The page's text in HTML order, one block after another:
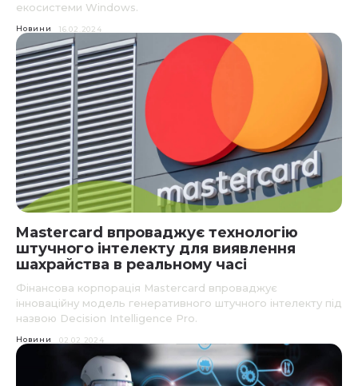
екосистеми Windows.
Новини 16.02.2024
Mastercard впроваджує технологію
штучного інтелекту для виявлення
шахрайства в реальному часі
Фінансова корпорація Mastercard впроваджує
інноваційну модель генеративного штучного інтелекту під
назвою Decision Intelligence Pro.
Новини 02.02.2024